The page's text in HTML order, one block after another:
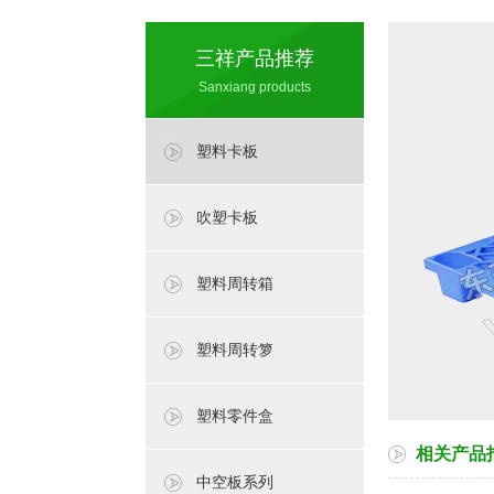
三祥产品推荐
Sanxiang products
塑料卡板
吹塑卡板
塑料周转箱
塑料周转箩
塑料零件盒
中空板系列
相关产品